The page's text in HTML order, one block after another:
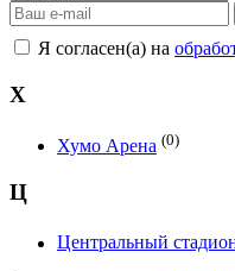
Я согласен(а) на
Х
Хумо Арена (0)
Ц
Центральный